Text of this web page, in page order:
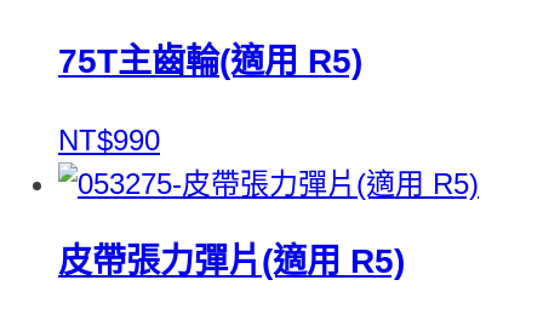
75T主齒輪(適用 R5)
NT$990
皮帶張力彈片(適用 R5)